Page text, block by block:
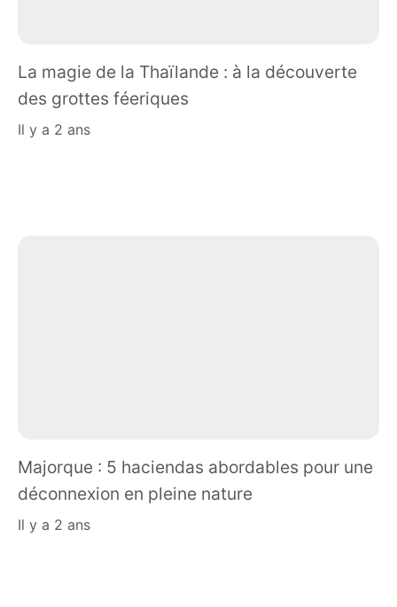
La magie de la Thaïlande : à la découverte
des grottes féeriques
il y a 2 ans
Majorque : 5 haciendas abordables pour une
déconnexion en pleine nature
il y a 2 ans